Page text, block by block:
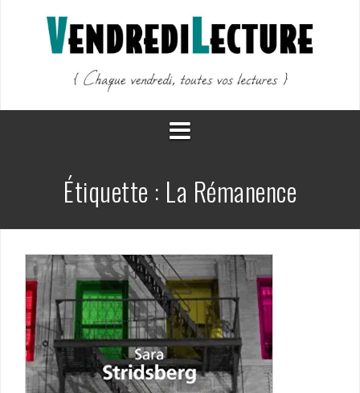
Étiquette : La Rémanence